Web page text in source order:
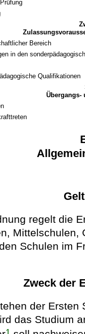
Bereich
in den
Qualifikationen
Übergangs-
regelt die
Mittelschulen,
Schulen im
Zweck der
der Ersten
das Studium
1